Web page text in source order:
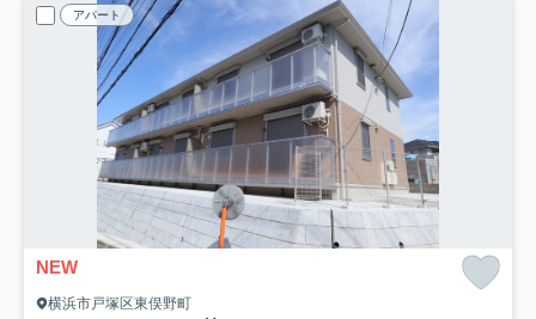
アパート
NEW
横浜市戸塚区東俣野町